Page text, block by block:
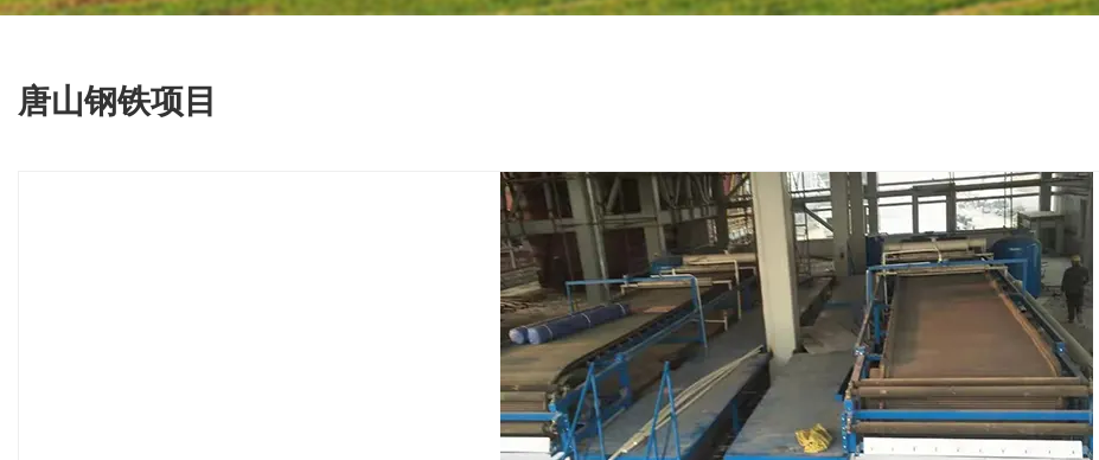
唐山钢铁项目